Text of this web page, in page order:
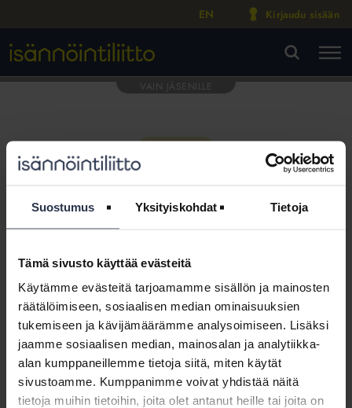
Suostumus Yksityiskohdat Tietoja
Tämä sivusto käyttää evästeitä
Käytämme evästeitä tarjoamamme sisällön ja mainosten
räätälöimiseen, sosiaalisen median ominaisuuksien
tukemiseen ja kävijämäärämme analysoimiseen. Lisäksi
jaamme sosiaalisen median, mainosalan ja analytiikka-
alan kumppaneillemme tietoja siitä, miten käytät
sivustoamme. Kumppanimme voivat yhdistää näitä
tietoja muihin tietoihin, joita olet antanut heille tai joita on
EN Kirjaudu sisään
Tämä osio on rajattu
Isännöintiliiton jäsenyritysten
henkilökunnalle
Kirjaudu sisään